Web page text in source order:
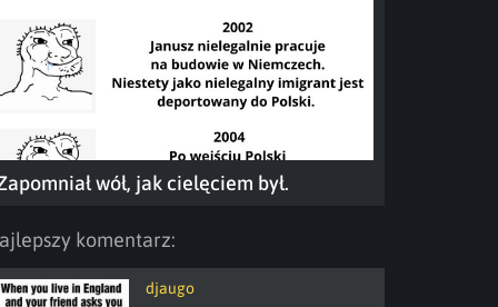
wół, jak cielęciem był.
komentarz:
djaugo